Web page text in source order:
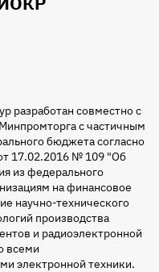
разработан совместно с
с частичным
бюджета согласно
17.02.2016 № 109 "Об
из федерального
на финансовое
научно-технического
производства
и радиоэлектронной
всеми
электронной техники.